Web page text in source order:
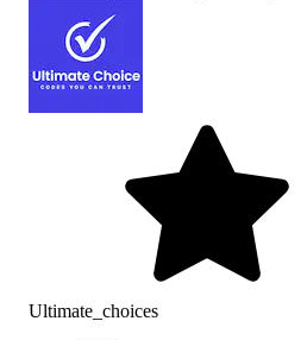
Ultimate_choices